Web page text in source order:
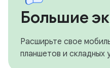
Большие
Расширьте свое
планшетов и складных